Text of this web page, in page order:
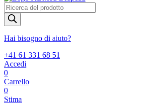
Products
search
Hai bisogno di aiuto?
+41 61 331 68 51
Accedi
0
Carrello
0
Stima